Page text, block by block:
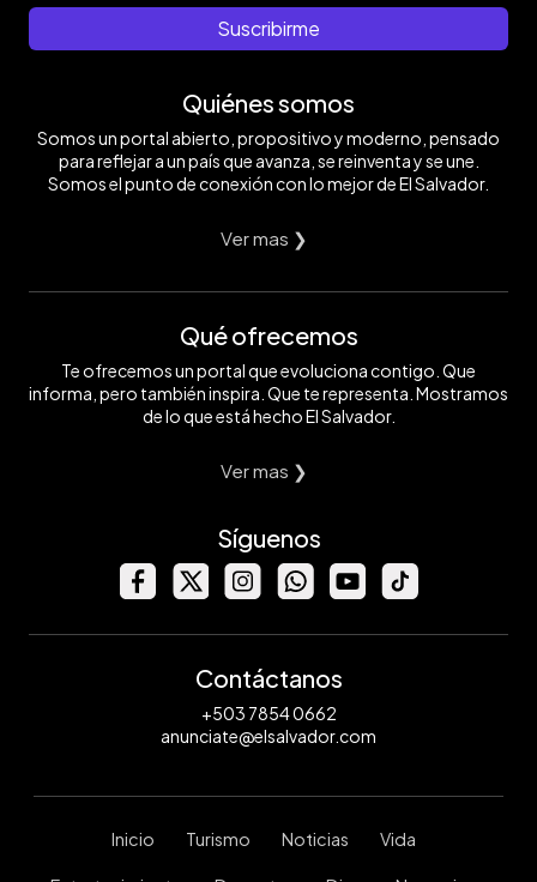
Suscribirme
Quiénes somos
Somos un portal abierto, propositivo y moderno, pensado
para reflejar a un país que avanza, se reinventa y se une.
Somos el punto de conexión con lo mejor de El Salvador.
Ver mas ❯
Qué ofrecemos
Te ofrecemos un portal que evoluciona contigo. Que
informa, pero también inspira. Que te representa. Mostramos
de lo que está hecho El Salvador.
Ver mas ❯
Síguenos
Contáctanos
+503 7854 0662
anunciate@elsalvador.com
Inicio Turismo Noticias Vida